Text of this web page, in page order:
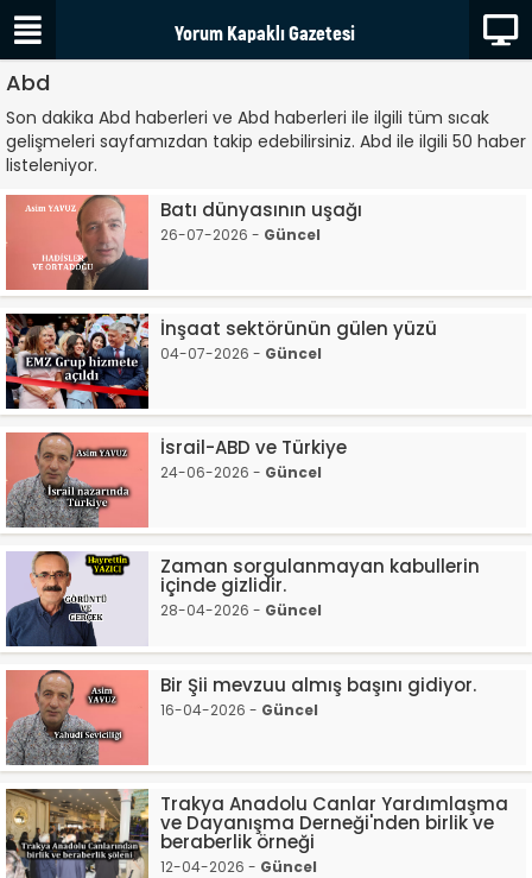
Abd
Son dakika Abd haberleri ve Abd haberleri ile ilgili tüm sıcak
gelişmeleri sayfamızdan takip edebilirsiniz. Abd ile ilgili 50 haber
listeleniyor.
Batı dünyasının uşağı
26-07-2026 - Güncel
İnşaat sektörünün gülen yüzü
04-07-2026 - Güncel
İsrail-ABD ve Türkiye
24-06-2026 - Güncel
Zaman sorgulanmayan kabullerin
içinde gizlidir.
28-04-2026 - Güncel
Bir Şii mevzuu almış başını gidiyor.
16-04-2026 - Güncel
Trakya Anadolu Canlar Yardımlaşma
ve Dayanışma Derneği'nden birlik ve
beraberlik örneği
12-04-2026 - Güncel